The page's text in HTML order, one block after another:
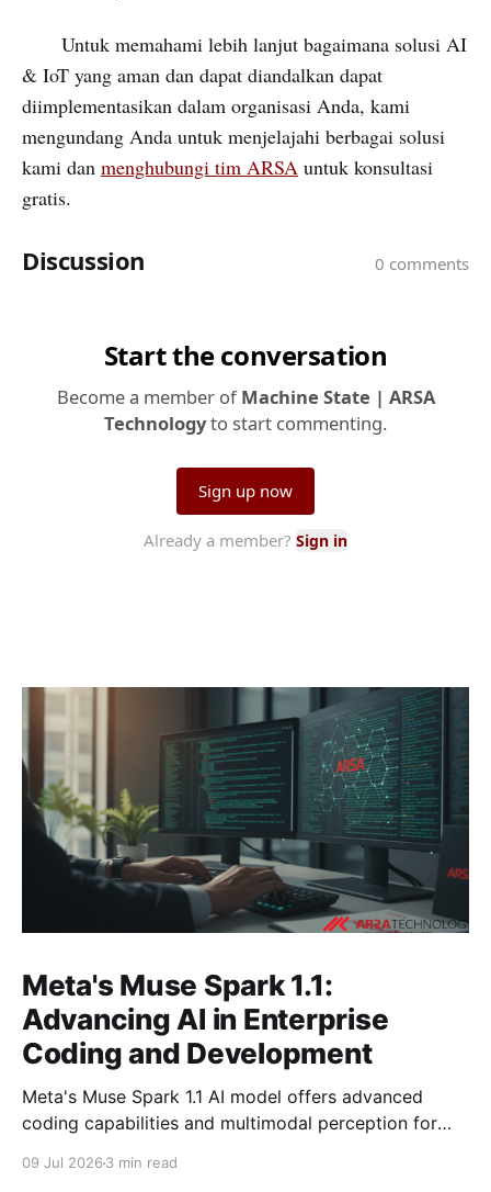
Untuk memahami lebih lanjut bagaimana solusi AI
& IoT yang aman dan dapat diandalkan dapat
diimplementasikan dalam organisasi Anda, kami
mengundang Anda untuk menjelajahi berbagai solusi
kami dan menghubungi tim ARSA untuk konsultasi
gratis.
Meta's Muse Spark 1.1:
Advancing AI in Enterprise
Coding and Development
Meta's Muse Spark 1.1 AI model offers advanced
coding capabilities and multimodal perception for
09 Jul 2026 3 min read